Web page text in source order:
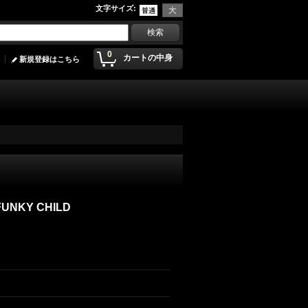
文字サイズ:
0 カートの中身
新規登録はこちら
CHILD